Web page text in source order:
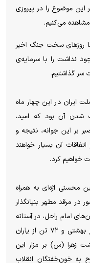
این موضوع را در پیروزی
می‌کنیم.
روز‌های سخت جنگ اخیر
نداشت را با سرمایه‌ی
سر گذاشتیم.
ایران در این چهار ماه
شدن آن بود که امید،
بر این جوانه، نتیجه و
آن بسیار خواهند
خواهیم کرد.
محسنی اژه‌ای به همراه
در مرقد مطهر بنیانگذار
امام راحل، در آستانه
سالگرد شهادت شهیدمظلوم آیت‌الله دکتر بهشتی و ۷۲ تن از یاران
امام امت (ره) در قطعه ۷۲ بهشت زهرا (س) بر مزار این
خون‌خفتگان انقلاب